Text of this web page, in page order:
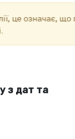
з дат та